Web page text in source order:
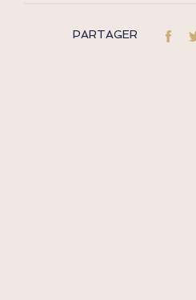
PARTAGER